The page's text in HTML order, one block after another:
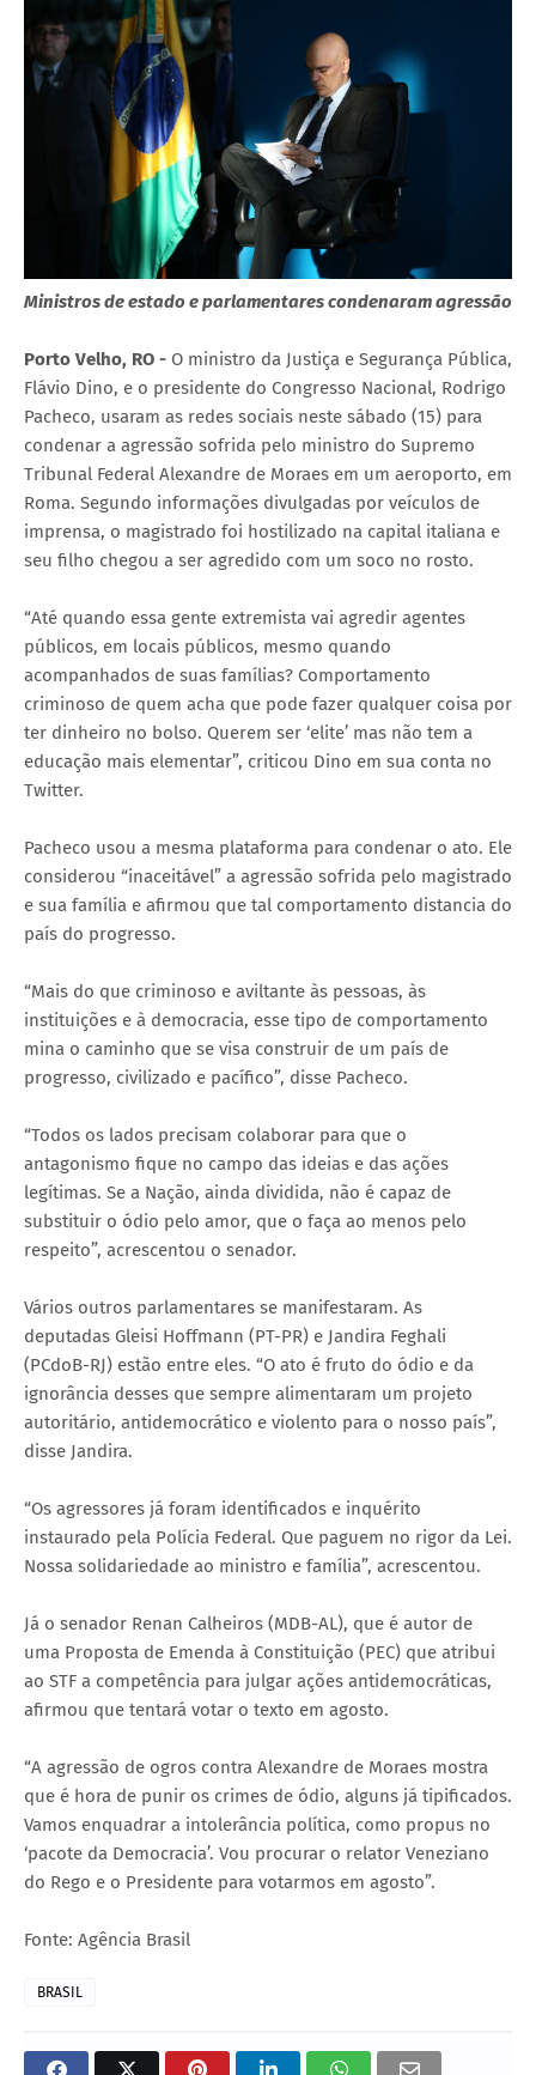
Ministros de estado e parlamentares condenaram agressão
Porto Velho, RO - O ministro da Justiça e Segurança Pública,
Flávio Dino, e o presidente do Congresso Nacional, Rodrigo
Pacheco, usaram as redes sociais neste sábado (15) para
condenar a agressão sofrida pelo ministro do Supremo
Tribunal Federal Alexandre de Moraes em um aeroporto, em
Roma. Segundo informações divulgadas por veículos de
imprensa, o magistrado foi hostilizado na capital italiana e
seu filho chegou a ser agredido com um soco no rosto.
“Até quando essa gente extremista vai agredir agentes
públicos, em locais públicos, mesmo quando
acompanhados de suas famílias? Comportamento
criminoso de quem acha que pode fazer qualquer coisa por
ter dinheiro no bolso. Querem ser ‘elite’ mas não tem a
educação mais elementar”, criticou Dino em sua conta no
Twitter.
Pacheco usou a mesma plataforma para condenar o ato. Ele
considerou “inaceitável” a agressão sofrida pelo magistrado
e sua família e afirmou que tal comportamento distancia do
país do progresso.
“Mais do que criminoso e aviltante às pessoas, às
instituições e à democracia, esse tipo de comportamento
mina o caminho que se visa construir de um país de
progresso, civilizado e pacífico”, disse Pacheco.
“Todos os lados precisam colaborar para que o
antagonismo fique no campo das ideias e das ações
legítimas. Se a Nação, ainda dividida, não é capaz de
substituir o ódio pelo amor, que o faça ao menos pelo
respeito”, acrescentou o senador.
Vários outros parlamentares se manifestaram. As
deputadas Gleisi Hoffmann (PT-PR) e Jandira Feghali
(PCdoB-RJ) estão entre eles. “O ato é fruto do ódio e da
ignorância desses que sempre alimentaram um projeto
autoritário, antidemocrático e violento para o nosso país”,
disse Jandira.
“Os agressores já foram identificados e inquérito
instaurado pela Polícia Federal. Que paguem no rigor da Lei.
Nossa solidariedade ao ministro e família”, acrescentou.
Já o senador Renan Calheiros (MDB-AL), que é autor de
uma Proposta de Emenda à Constituição (PEC) que atribui
ao STF a competência para julgar ações antidemocráticas,
afirmou que tentará votar o texto em agosto.
“A agressão de ogros contra Alexandre de Moraes mostra
que é hora de punir os crimes de ódio, alguns já tipificados.
Vamos enquadrar a intolerância política, como propus no
‘pacote da Democracia’. Vou procurar o relator Veneziano
do Rego e o Presidente para votarmos em agosto”.
Fonte: Agência Brasil
BRASIL